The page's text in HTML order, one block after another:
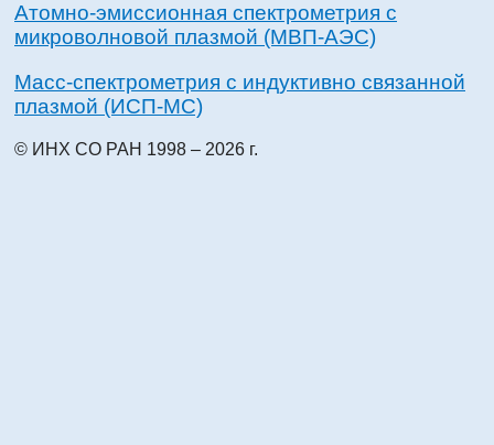
Атомно-эмиссионная спектрометрия с
микроволновой плазмой (МВП-АЭС)
Масс-спектрометрия с индуктивно связанной
плазмой (ИСП-МС)
© ИНХ СО РАН 1998 – 2026 г.